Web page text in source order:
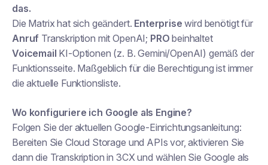
das.
Die Matrix hat sich geändert. Enterprise wird benötigt für
Anruf Transkription mit OpenAI; PRO beinhaltet
Voicemail KI-Optionen (z. B. Gemini/OpenAI) gemäß der
Funktionsseite. Maßgeblich für die Berechtigung ist immer
die aktuelle Funktionsliste.
Wo konfiguriere ich Google als Engine?
Folgen Sie der aktuellen Google-Einrichtungsanleitung:
Bereiten Sie Cloud Storage und APIs vor, aktivieren Sie
dann die Transkription in 3CX und wählen Sie Google als